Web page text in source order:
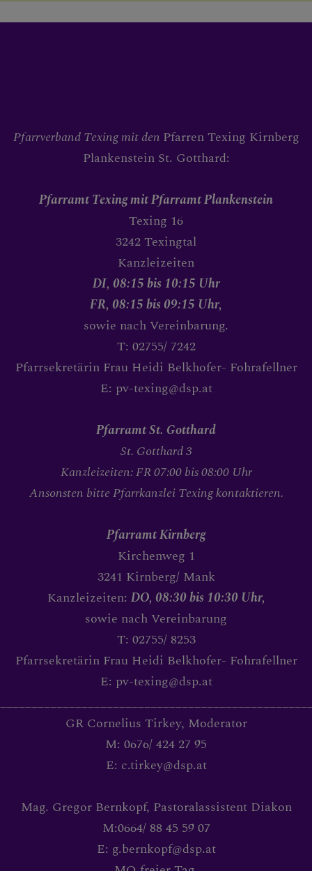
PFARRTEAM
BILDERGALERIE
PFARRLICHE GRUPPEN
KONTAKT
ANBETUNG
MEDJUGORJE
BRAUCHBARE LINKS
Pfarrverband Texing mit den Pfarren Texing Kirnberg
Plankenstein St. Gotthard:
Pfarramt Texingmit Pfarramt Plankenstein
Texing 16
3242 Texingtal
Kanzleizeiten
DI, 08:15 bis 10:15 Uhr
FR, 08:15 bis 09:15 Uhr,
sowie nach Vereinbarung.
T: 02755/ 7242
Pfarrsekretärin Frau Heidi Belkhofer- Fohrafellner
E: pv-texing@dsp.at
Pfarramt St. Gotthard
St. Gotthard 3
Kanzleizeiten: FR 07:00 bis 08:00 Uhr
Ansonsten bitte Pfarrkanzlei Texing kontaktieren.
Pfarramt Kirnberg
Kirchenweg 1
3241 Kirnberg/ Mank
Kanzleizeiten: DO, 08:30 bis 10:30 Uhr,
sowie nach Vereinbarung
T: 02755/ 8253
Pfarrsekretärin Frau Heidi Belkhofer- Fohrafellner
E: pv-texing@dsp.at
GR Cornelius Tirkey, Moderator
M: 0676/ 424 27 95
E: c.tirkey@dsp.at
Mag. Gregor Bernkopf, Pastoralassistent Diakon
M:0664/ 88 45 59 07
E: g.bernkopf@dsp.at